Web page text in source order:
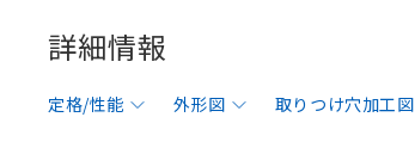
詳細情報
定格/性能 外形図 取りつけ穴加工図